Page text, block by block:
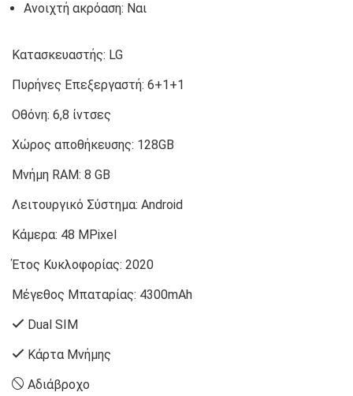
Ανοιχτή ακρόαση: Ναι
Κατασκευαστής: LG
Πυρήνες Επεξεργαστή: 6+1+1
Οθόνη: 6,8 ίντσες
Χώρος αποθήκευσης: 128GB
Μνήμη RAM: 8 GB
Λειτουργικό Σύστημα: Android
Κάμερα: 48 MPixel
Έτος Κυκλοφορίας: 2020
Μέγεθος Μπαταρίας: 4300mAh
Dual SIM
Κάρτα Μνήμης
Αδιάβροχο